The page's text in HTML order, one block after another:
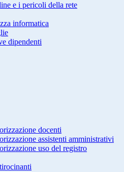
e i pericoli della rete
informatica
dipendenti
docenti
assistenti amministrativi
uso del registro